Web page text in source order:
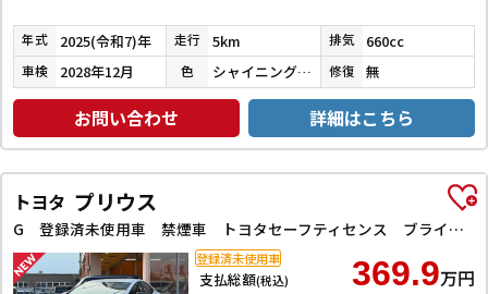
年式 2025(令和7)年 走行 5km 排気 660cc
車検 2028年12月 色 シャイニングホワイトパール 修復 無
お問い合わせ 詳細はこちら
トヨタ プリウス
G 登録済未使用車 禁煙車 トヨタセーフティセンス ブラインドスポットモニター 純正ディスプレイ Bluetooth対応 ETC2．0 アダプティブクルーズコントロール 電子パーキング LEDヘッドライト
支払総額(税込) 369.9万円
登録済未使用車